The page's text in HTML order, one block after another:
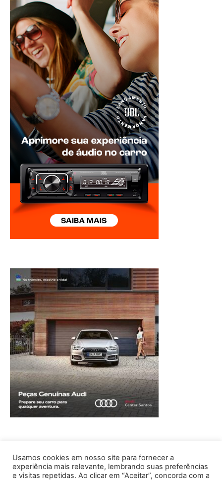
Usamos cookies em nosso site para fornecer a
experiência mais relevante, lembrando suas preferências
e visitas repetidas. Ao clicar em “Aceitar”, concorda com a